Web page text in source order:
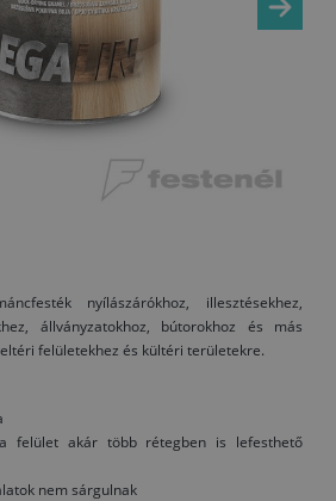
nyílászárókhoz, illesztésekhez,
állványzatokhoz, bútorokhoz és más
felületekhez és kültéri területekre.
felület akár több rétegben is lefesthető
nem sárgulnak